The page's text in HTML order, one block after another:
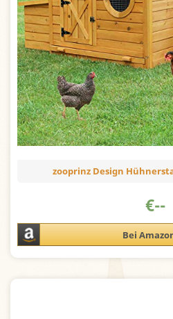
zooprinz Design
€--
Bei